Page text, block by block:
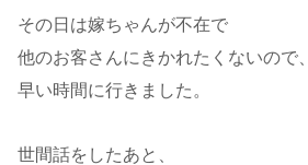
その日は嫁ちゃんが不在で
他のお客さんにきかれたくないので、
早い時間に行きました。
世間話をしたあと、